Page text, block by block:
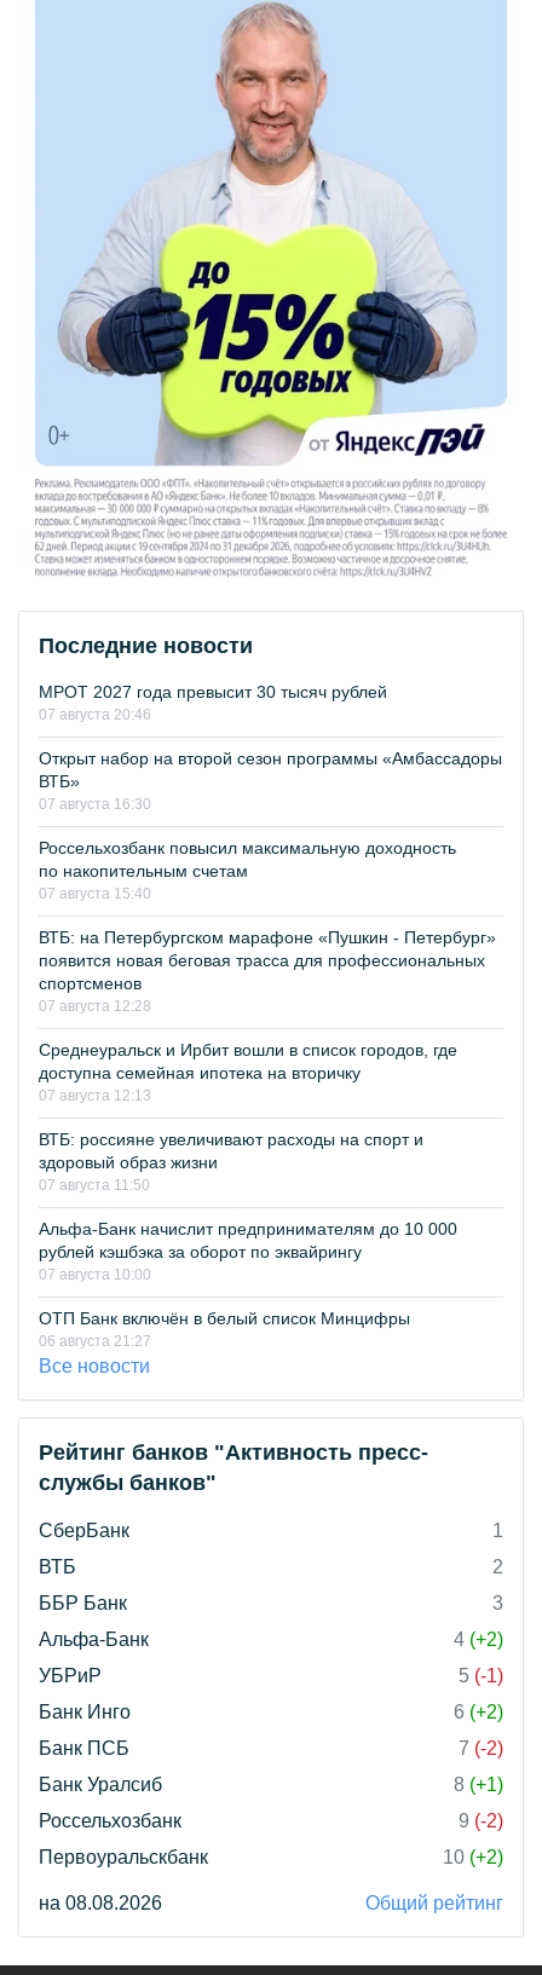
Последние новости
МРОТ 2027 года превысит 30 тысяч рублей
07 августа 20:46
Открыт набор на второй сезон программы «Амбассадоры
ВТБ»
07 августа 16:30
Россельхозбанк повысил максимальную доходность
по накопительным счетам
07 августа 15:40
ВТБ: на Петербургском марафоне «Пушкин - Петербург»
появится новая беговая трасса для профессиональных
спортсменов
07 августа 12:28
Среднеуральск и Ирбит вошли в список городов, где
доступна семейная ипотека на вторичку
07 августа 12:13
ВТБ: россияне увеличивают расходы на спорт и
здоровый образ жизни
07 августа 11:50
Альфа-Банк начислит предпринимателям до 10 000
рублей кэшбэка за оборот по эквайрингу
07 августа 10:00
ОТП Банк включён в белый список Минцифры
06 августа 21:27
Все новости
Рейтинг банков "Активность пресс-
службы банков"
СберБанк
1
ВТБ
2
ББР Банк
3
Альфа-Банк
4 (+2)
УБРиР
5 (-1)
Банк Инго
6 (+2)
Банк ПСБ
7 (-2)
Банк Уралсиб
8 (+1)
Россельхозбанк
9 (-2)
Первоуральскбанк
10 (+2)
на 08.08.2026 Общий рейтинг